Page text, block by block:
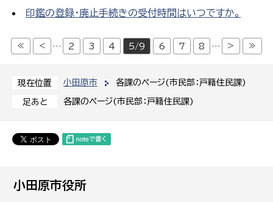
現在位置 小田原市 各課のページ(市民部：戸籍住民課)
足あと 各課のページ(市民部：戸籍住民課)
印鑑の登録・廃止手続きの受付時間はいつですか。
≪ < … 2 3 4 5/9 6 7 8 … > ≫
小田原市役所